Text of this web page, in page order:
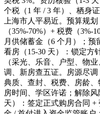
个税（1 年 / 3 年）、栖身
上海市人平易近。预算规
（35%-70%）+ 税费（3%-
月供储蓄金（6 个月）；预
看房（15-30 天）：锁定方
（采光、乐音、户型、物
调、新房查五证。房源尽调
典质、查封、税费、房龄
房时间、学区许诺；解除
天）：签定正式购房合同